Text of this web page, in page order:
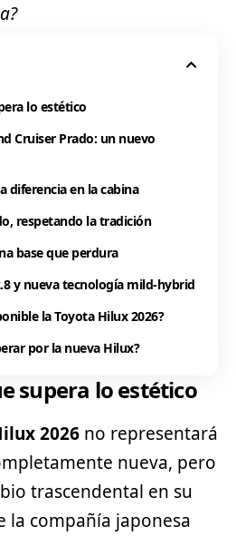
lo estético
Cruiser Prado: un nuevo
diferencia en la cabina
respetando la tradición
base que perdura
y nueva tecnología mild-hybrid
la Toyota Hilux 2026?
por la nueva Hilux?
supera lo estético
2026 no representará
nueva, pero
trascendental en su
la compañía japonesa